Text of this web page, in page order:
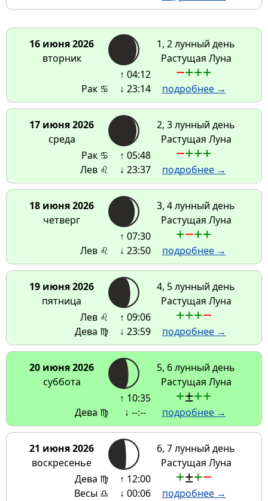
16 июня 2026
вторник
1, 2 лунный день
Растущая Луна
Рак ♋
↑ 04:12
↓ 23:14
−+++
подробнее →
17 июня 2026
среда
2, 3 лунный день
Растущая Луна
Рак ♋
Лев ♌
↑ 05:48
↓ 23:37
−+++
подробнее →
18 июня 2026
четверг
3, 4 лунный день
Растущая Луна
Лев ♌
↑ 07:30
↓ 23:50
+−++
подробнее →
19 июня 2026
пятница
4, 5 лунный день
Растущая Луна
Лев ♌
Дева ♍
↑ 09:06
↓ 23:59
+++−
подробнее →
20 июня 2026
суббота
5, 6 лунный день
Растущая Луна
Дева ♍
↑ 10:35
↓ --:--
+±++
подробнее →
21 июня 2026
воскресенье
6, 7 лунный день
Растущая Луна
Дева ♍
Весы ♎
↑ 12:00
↓ 00:06
+±+−
подробнее →